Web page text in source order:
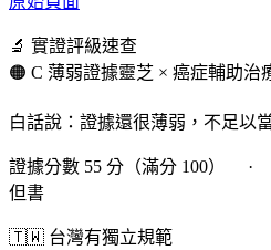
🔬 實證評級速查
🟠 C 薄弱證據靈芝 × 癌症輔助治
白話說：證據還很薄弱，不足以
證據分數 55 分（滿分 100） ·
但書
🇹🇼 台灣有獨立規範